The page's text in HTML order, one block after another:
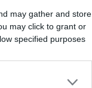
may gather and store
may click to grant or
specified purposes